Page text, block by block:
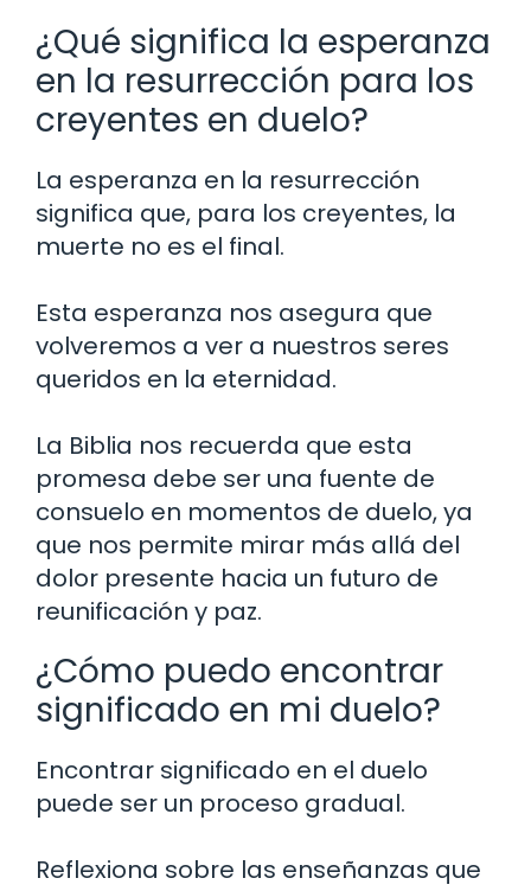
¿Qué significa la esperanza
en la resurrección para los
creyentes en duelo?
La esperanza en la resurrección
significa que, para los creyentes, la
muerte no es el final.
Esta esperanza nos asegura que
volveremos a ver a nuestros seres
queridos en la eternidad.
La Biblia nos recuerda que esta
promesa debe ser una fuente de
consuelo en momentos de duelo, ya
que nos permite mirar más allá del
dolor presente hacia un futuro de
reunificación y paz.
¿Cómo puedo encontrar
significado en mi duelo?
Encontrar significado en el duelo
puede ser un proceso gradual.
Reflexiona sobre las enseñanzas que